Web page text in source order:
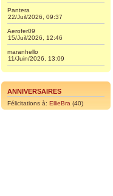
Pantera
22/Juil/2026, 09:37
Aerofer09
15/Juil/2026, 12:46
maranhello
11/Juin/2026, 13:09
ANNIVERSAIRES
Félicitations à: EllieBra (40)